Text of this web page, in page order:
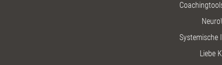
Systemische
Liebe